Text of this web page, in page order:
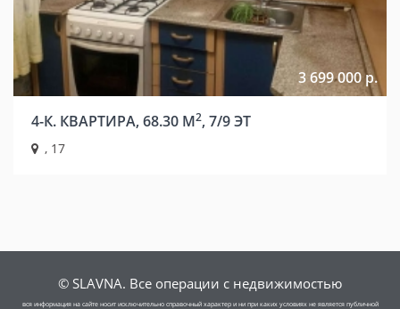
3 699 000 р.
4-К. КВАРТИРА, 68.30 М2, 7/9 ЭТ
, 17
© SLAVNA. Все операции с недвижимостью
вся информация на сайте носит исключительно справочный характер и ни при каких условиях не является публичной